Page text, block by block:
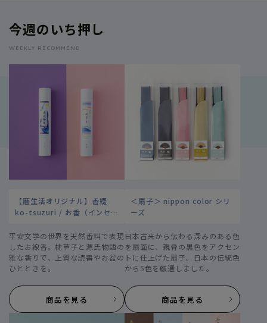
暦生活オリジナル
ステーショナリー
書籍
コスメ・ヘルスケア
ギフト
ファッション
食品
手芸用品
今週のいち押し
WEEKLY RECOMMEND
【暦生活オリジナル】香綴
ko-tsuzuri / お香（インセ
平安文学の世界を天然香料で表現
したお線香。枕草子と源氏物語の
雅な香りで、上質な読書やお盆の
ひとときを。
商品を見る
＜扇子＞ nippon color シリ
ーズ
日本古来から伝わる深みのある色
を扇面に、親骨の黒色をアクセン
トに仕上げた扇子。日本の伝統色
から5色を厳選しました。
商品を見る